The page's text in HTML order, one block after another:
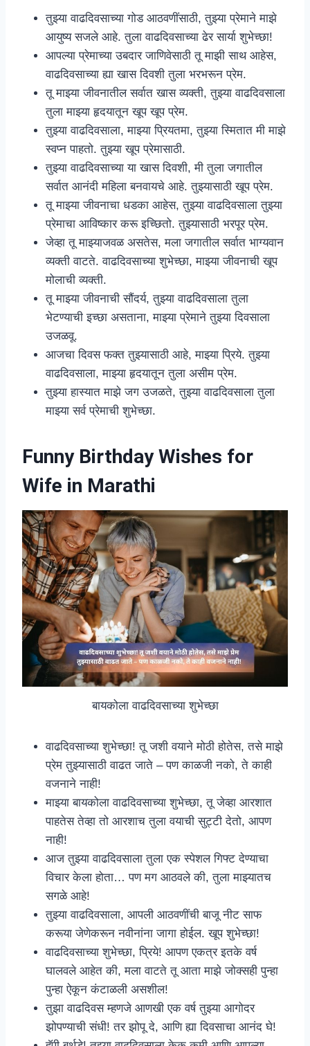
तुझ्या वाढदिवसाच्या गोड आठवणींसाठी, तुझ्या प्रेमाने माझे
आयुष्य सजले आहे. तुला वाढदिवसाच्या ढेर सार्या शुभेच्छा!
आपल्या प्रेमाच्या उबदार जाणिवेसाठी तू माझी साथ आहेस,
वाढदिवसाच्या ह्या खास दिवशी तुला भरभरून प्रेम.
तू माझ्या जीवनातील सर्वात खास व्यक्ती, तुझ्या वाढदिवसाला
तुला माझ्या हृदयातून खूप खूप प्रेम.
तुझ्या वाढदिवसाला, माझ्या प्रियतमा, तुझ्या स्मितात मी माझे
स्वप्न पाहतो. तुझ्या खूप प्रेमासाठी.
तुझ्या वाढदिवसाच्या या खास दिवशी, मी तुला जगातील
सर्वात आनंदी महिला बनवायचे आहे. तुझ्यासाठी खूप प्रेम.
तू माझ्या जीवनाचा धडका आहेस, तुझ्या वाढदिवसाला तुझ्या
प्रेमाचा आविष्कार करू इच्छितो. तुझ्यासाठी भरपूर प्रेम.
जेव्हा तू माझ्याजवळ असतेस, मला जगातील सर्वात भाग्यवान
व्यक्ती वाटते. वाढदिवसाच्या शुभेच्छा, माझ्या जीवनाची खूप
मोलाची व्यक्ती.
तू माझ्या जीवनाची सौंदर्य, तुझ्या वाढदिवसाला तुला
भेटण्याची इच्छा असताना, माझ्या प्रेमाने तुझ्या दिवसाला
उजळवू.
आजचा दिवस फक्त तुझ्यासाठी आहे, माझ्या प्रिये. तुझ्या
वाढदिवसाला, माझ्या हृदयातून तुला असीम प्रेम.
तुझ्या हास्यात माझे जग उजळते, तुझ्या वाढदिवसाला तुला
माझ्या सर्व प्रेमाची शुभेच्छा.
Funny Birthday Wishes for
Wife in Marathi
बायकोला वाढदिवसाच्या शुभेच्छा
वाढदिवसाच्या शुभेच्छा! तू जशी वयाने मोठी होतेस, तसे माझे
प्रेम तुझ्यासाठी वाढत जाते – पण काळजी नको, ते काही
वजनाने नाही!
माझ्या बायकोला वाढदिवसाच्या शुभेच्छा, तू जेव्हा आरशात
पाहतेस तेव्हा तो आरशाच तुला वयाची सुट्टी देतो, आपण
नाही!
आज तुझ्या वाढदिवसाला तुला एक स्पेशल गिफ्ट देण्याचा
विचार केला होता… पण मग आठवले की, तुला माझ्यातच
सगळे आहे!
तुझ्या वाढदिवसाला, आपली आठवणींची बाजू नीट साफ
करूया जेणेकरून नवीनांना जागा होईल. खूप शुभेच्छा!
वाढदिवसाच्या शुभेच्छा, प्रिये! आपण एकत्र इतके वर्ष
घालवले आहेत की, मला वाटते तू आता माझे जोक्सही पुन्हा
पुन्हा ऐकून कंटाळली असशील!
तुझा वाढदिवस म्हणजे आणखी एक वर्ष तुझ्या आगोदर
झोपण्याची संधी! तर झोपू दे, आणि ह्या दिवसाचा आनंद घे!